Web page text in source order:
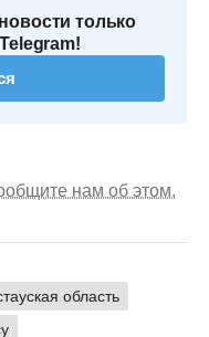
только
нам об этом.
область